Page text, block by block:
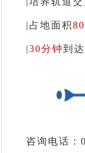
|占地面积
|30分钟到
咨询电话